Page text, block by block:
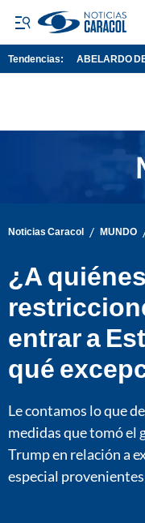
Tendencias: ABELARDO
Noticias Caracol / MUNDO
¿A
entrar a
qué
Le contamos lo que
medidas que tomó el
Trump en relación a
especial